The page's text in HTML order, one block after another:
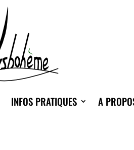
INFOS PRATIQUES A